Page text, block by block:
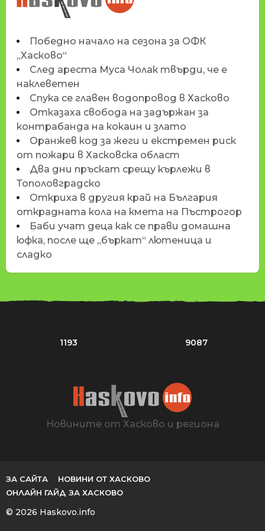
Победно начало на сезона за ОФК
„Хасково“
След ареста Муса Чолак твърди, че е
наклеветен
Спука се главен водопровод в Хасково
Отказаха свобода на задържан за
контрабанда на кокаин и злато
Оранжев код за жеги и екстремен риск
от пожари в Хасковска област
Два дни пръскат срещу кърлежи в
Тополовградско
Откриха в другия край на България
открадната кола на кмета на Пъстрогор
Баби учат деца как се прави домашна
юфка, после ще „бъркат“ лютеница и
сладко
1193 9087
Новините от Хасково и региона
ЗА САЙТА
НОВИНИ ОТ ХАСКОВО
ОНЛАЙН ГАЙД ЗА ХАСКОВО
© 2026 Haskovo.info